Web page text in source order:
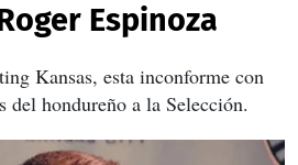
Espinoza
Kansas, esta inconforme con
del hondureño a la Selección.